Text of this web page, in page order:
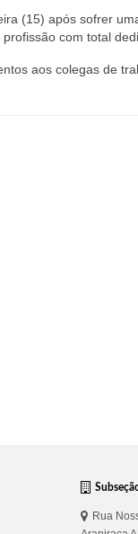
(15) após sofrer
com total
aos colegas de
Rua